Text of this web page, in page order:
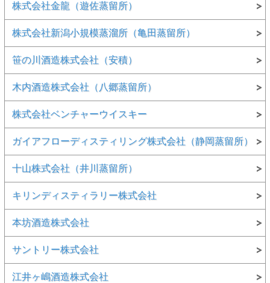
株式会社金龍（遊佐蒸留所）
株式会社新潟小規模蒸溜所（亀田蒸留所）
笹の川酒造株式会社（安積）
木内酒造株式会社（八郷蒸留所）
株式会社ベンチャーウイスキー
ガイアフローディスティリング株式会社（静岡蒸留所）
十山株式会社（井川蒸留所）
キリンディスティラリー株式会社
本坊酒造株式会社
サントリー株式会社
江井ヶ嶋酒造株式会社